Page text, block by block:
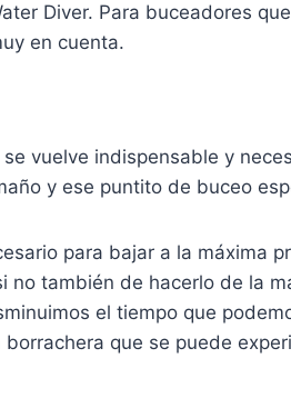
Diver. Para buceadores
en cuenta.
vuelve indispensable y
y ese puntito de buceo
para bajar a la máxima
también de hacerlo de la
el tiempo que
que se puede